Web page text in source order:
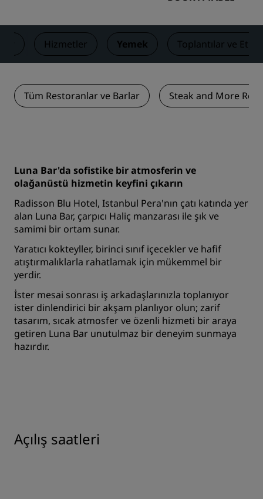
Hizmetler Yemek Toplantılar ve
Tüm Restoranlar ve Barlar Steak and More
Luna Bar'da sofistike bir atmosferin ve
olağanüstü hizmetin keyfini çıkarın
Radisson Blu Hotel, Istanbul Pera'nın çatı katında yer
alan Luna Bar, çarpıcı Haliç manzarası ile şık ve
samimi bir ortam sunar.
Yaratıcı kokteyller, birinci sınıf içecekler ve hafif
atıştırmalıklarla rahatlamak için mükemmel bir
yerdir.
İster mesai sonrası iş arkadaşlarınızla toplanıyor
ister dinlendirici bir akşam planlıyor olun; zarif
tasarım, sıcak atmosfer ve özenli hizmeti bir araya
getiren Luna Bar unutulmaz bir deneyim sunmaya
hazırdır.
Açılış saatleri